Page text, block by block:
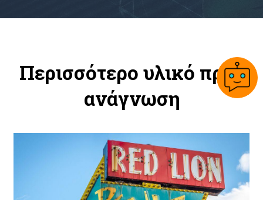
Περισσότερο υλικό προς
ανάγνωση